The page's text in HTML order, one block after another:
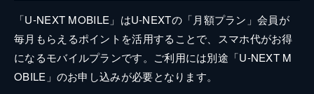
「U-NEXT MOBILE」はU-NEXTの「月額プラン」会員が
毎月もらえるポイントを活用することで、スマホ代がお得
になるモバイルプランです。ご利用には別途「U-NEXT M
OBILE」のお申し込みが必要となります。